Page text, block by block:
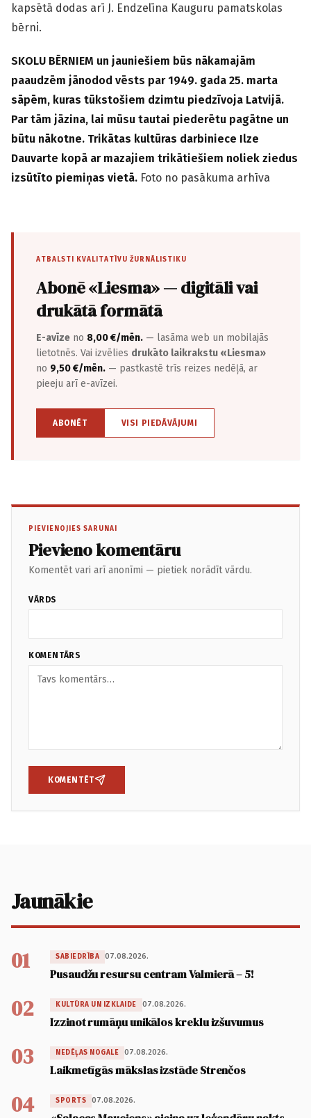
kapsētā dodas arī J. Endzelīna Kauguru pamatskolas
bērni.
SKOLU BĒRNIEM un jauniešiem būs nākamajām
paaudzēm jānodod vēsts par 1949. gada 25. marta
sāpēm, kuras tūkstošiem dzimtu piedzīvoja Latvijā.
Par tām jāzina, lai mūsu tautai piederētu pagātne un
būtu nākotne. Trikātas kultūras darbiniece Ilze
Dauvarte kopā ar mazajiem trikātiešiem noliek ziedus
izsūtīto piemiņas vietā. Foto no pasākuma arhīva
ATBALSTI KVALITATĪVU ŽURNĀLISTIKU
Abonē «Liesma» — digitāli vai
drukātā formātā
E-avīze no 8,00 €/mēn. — lasāma web un mobilajās
lietotnēs. Vai izvēlies drukāto laikrakstu «Liesma»
no 9,50 €/mēn. — pastkastē trīs reizes nedēļā, ar
pieeju arī e-avīzei.
ABONĒT VISI PIEDĀVĀJUMI
PIEVIENOJIES SARUNAI
Pievieno komentāru
Komentēt vari arī anonīmi — pietiek norādīt vārdu.
VĀRDS
KOMENTĀRS
KOMENTĒT
Jaunākie
01 SABIEDRĪBA 07.08.2026.
Pusaudžu resursu centram Valmierā – 5!
02 KULTŪRA UN IZKLAIDE 07.08.2026.
Izzinot rumāņu unikālos kreklu izšuvumus
03 NEDĒĻAS NOGALE 07.08.2026.
Laikmetīgās mākslas izstāde Strenčos
04 SPORTS 07.08.2026.